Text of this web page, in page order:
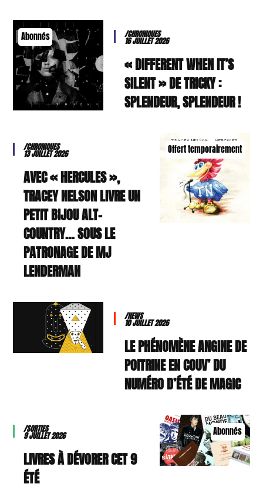
Abonnés /CHRONIQUES
16 JUILLET 2026
« DIFFERENT WHEN IT’S
SILENT » DE TRICKY :
SPLENDEUR, SPLENDEUR !
Offert temporairement
/CHRONIQUES
13 JUILLET 2026
AVEC « HERCULES »,
TRACEY NELSON LIVRE UN
PETIT BIJOU ALT-
COUNTRY… SOUS LE
PATRONAGE DE MJ
LENDERMAN
/NEWS
10 JUILLET 2026
LE PHÉNOMÈNE ANGINE DE
POITRINE EN COUV’ DU
NUMÉRO D’ÉTÉ DE MAGIC
Abonnés
/SORTIES
9 JUILLET 2026
9 LIVRES À DÉVORER CET
ÉTÉ